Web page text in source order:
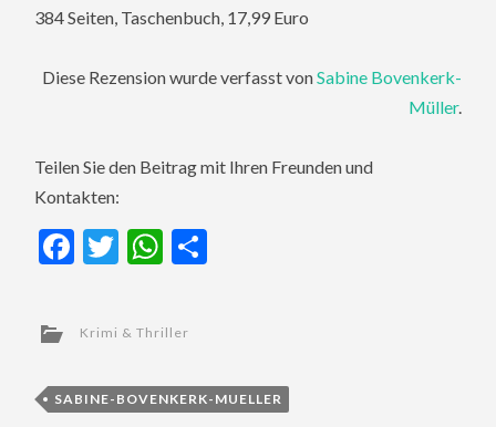
384 Seiten, Taschenbuch, 17,99 Euro
Diese Rezension wurde verfasst vonSabine Bovenkerk-
Müller.
Teilen Sie den Beitrag mit Ihren Freunden und
Kontakten:
Facebook
TwitterWhatsApp
Krimi & Thriller
SABINE-BOVENKERK-MUELLER